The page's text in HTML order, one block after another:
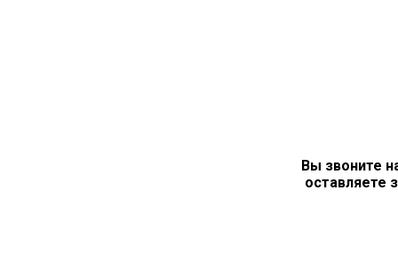
Вы звоните
оставляете